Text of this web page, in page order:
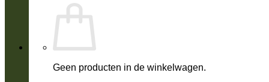
Geen producten in de winkelwagen.